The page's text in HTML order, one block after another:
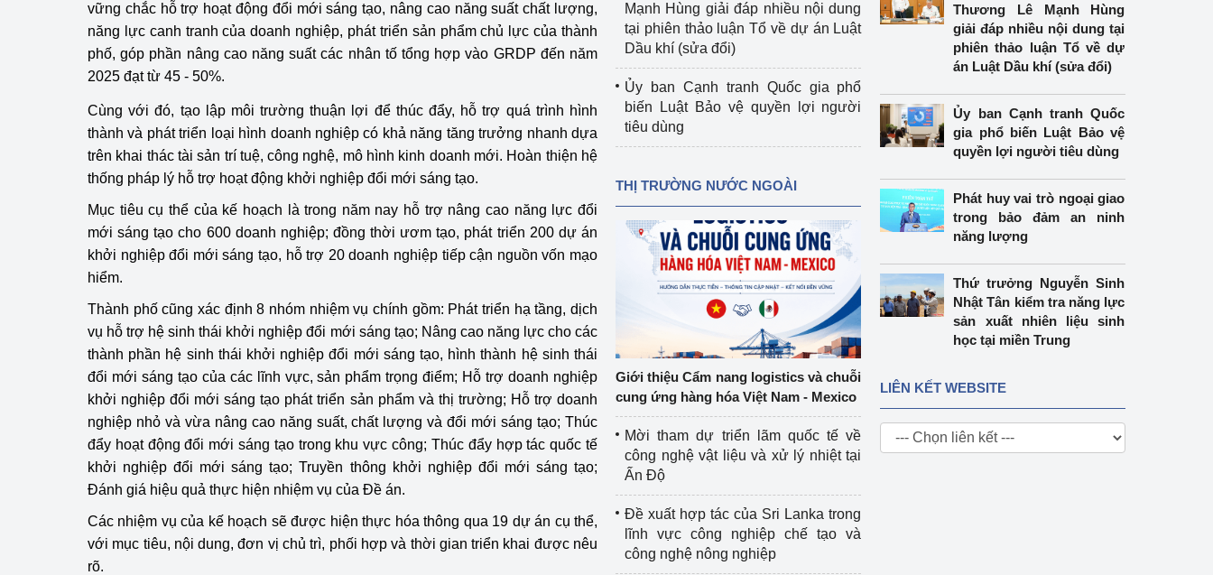
Bản tin Thị trường Nông Lâm Thủy sản
Phát triển nguồn nhân lực
Tổ chức kiểm định
Tổ chức kiểm định kỹ thuật an toàn lao
động thuộc thẩm quyền quản lý của
Bộ Công Thương
Tổ chức được cấp GCN đăng ký, hoạt
động kiểm định thiết bị, dụng cụ điện
làm việc ở môi trường không có nguy
Cơ sở sản xuất, sửa chữa chai chứa
LPG
Tổ chức huấn luyện, bồi dưỡng
nghiệp vụ kiểm định kỹ thuật an toàn
lao động
Văn hóa ngành Công Thương
Tái cơ cấu ngành Công Thương
Quản lý thị trường
hiệu quả
Khoa học, công nghệ và đổi mới sáng
tạo
Thông báo
Bảo vệ môi trường Video bảo vệ môi trường
Văn bản về môi trường
Bảo vệ nền tảng tư tưởng của Đảng
Doanh nghiệp - Người dân
vững chắc hỗ trợ hoạt động đổi mới sáng tạo, nâng cao năng suất chất lượng,
năng lực canh tranh của doanh nghiệp, phát triển sản phẩm chủ lực của thành
phố, góp phần nâng cao năng suất các nhân tố tổng hợp vào GRDP đến năm
2025 đạt từ 45 - 50%.
Cùng với đó, tạo lập môi trường thuận lợi để thúc đẩy, hỗ trợ quá trình hình
thành và phát triển loại hình doanh nghiệp có khả năng tăng trưởng nhanh dựa
trên khai thác tài sản trí tuệ, công nghệ, mô hình kinh doanh mới. Hoàn thiện hệ
thống pháp lý hỗ trợ hoạt động khởi nghiệp đổi mới sáng tạo.
Mục tiêu cụ thể của kế hoạch là trong năm nay hỗ trợ nâng cao năng lực đổi
mới sáng tạo cho 600 doanh nghiệp; đồng thời ươm tạo, phát triển 200 dự án
khởi nghiệp đổi mới sáng tạo, hỗ trợ 20 doanh nghiệp tiếp cận nguồn vốn mạo
hiểm.
Thành phố cũng xác định 8 nhóm nhiệm vụ chính gồm: Phát triển hạ tầng, dịch
vụ hỗ trợ hệ sinh thái khởi nghiệp đổi mới sáng tạo; Nâng cao năng lực cho các
thành phần hệ sinh thái khởi nghiệp đổi mới sáng tạo, hình thành hệ sinh thái
đổi mới sáng tạo của các lĩnh vực, sản phẩm trọng điểm; Hỗ trợ doanh nghiệp
khởi nghiệp đổi mới sáng tạo phát triển sản phẩm và thị trường; Hỗ trợ doanh
nghiệp nhỏ và vừa nâng cao năng suất, chất lượng và đổi mới sáng tạo; Thúc
đẩy hoạt động đổi mới sáng tạo trong khu vực công; Thúc đẩy hợp tác quốc tế
khởi nghiệp đổi mới sáng tạo; Truyền thông khởi nghiệp đổi mới sáng tạo;
Đánh giá hiệu quả thực hiện nhiệm vụ của Đề án.
Các nhiệm vụ của kế hoạch sẽ được hiện thực hóa thông qua 19 dự án cụ thể,
với mục tiêu, nội dung, đơn vị chủ trì, phối hợp và thời gian triển khai được nêu
rõ.
Mạnh Hùng giải đáp nhiều nội dung
tại phiên thảo luận Tổ về dự án Luật
Dầu khí (sửa đổi)
Ủy ban Cạnh tranh Quốc gia phổ
biến Luật Bảo vệ quyền lợi người
tiêu dùng
THỊ TRƯỜNG NƯỚC NGOÀI
Giới thiệu Cẩm nang logistics và chuỗi
cung ứng hàng hóa Việt Nam - Mexico
Mời tham dự triển lãm quốc tế về
công nghệ vật liệu và xử lý nhiệt tại
Ấn Độ
Đề xuất hợp tác của Sri Lanka trong
lĩnh vực công nghiệp chế tạo và
công nghệ nông nghiệp
Thương Lê Mạnh Hùng
giải đáp nhiều nội dung tại
phiên thảo luận Tổ về dự
án Luật Dầu khí (sửa đổi)
Ủy ban Cạnh tranh Quốc
gia phổ biến Luật Bảo vệ
quyền lợi người tiêu dùng
Phát huy vai trò ngoại giao
trong bảo đảm an ninh
năng lượng
Thứ trưởng Nguyễn Sinh
Nhật Tân kiểm tra năng lực
sản xuất nhiên liệu sinh
học tại miền Trung
LIÊN KẾT WEBSITE